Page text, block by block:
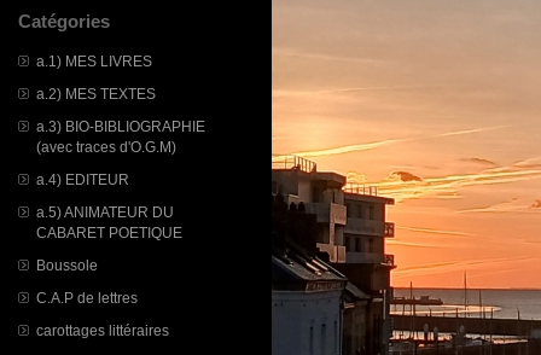
Catégories
a.1) MES LIVRES
a.2) MES TEXTES
a.3) BIO-BIBLIOGRAPHIE
(avec traces d'O.G.M)
a.4) EDITEUR
a.5) ANIMATEUR DU
CABARET POETIQUE
Boussole
C.A.P de lettres
carottages littéraires